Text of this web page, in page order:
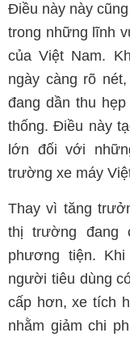
Điều này này
trong những lĩnh
của Việt Nam.
ngày càng rõ
đang dần thu
thống. Điều này
lớn đối với
trường xe máy
Thay vì tăng
thị trường đang
phương tiện.
người tiêu dùng
cấp hơn, xe tích
nhằm giảm chi